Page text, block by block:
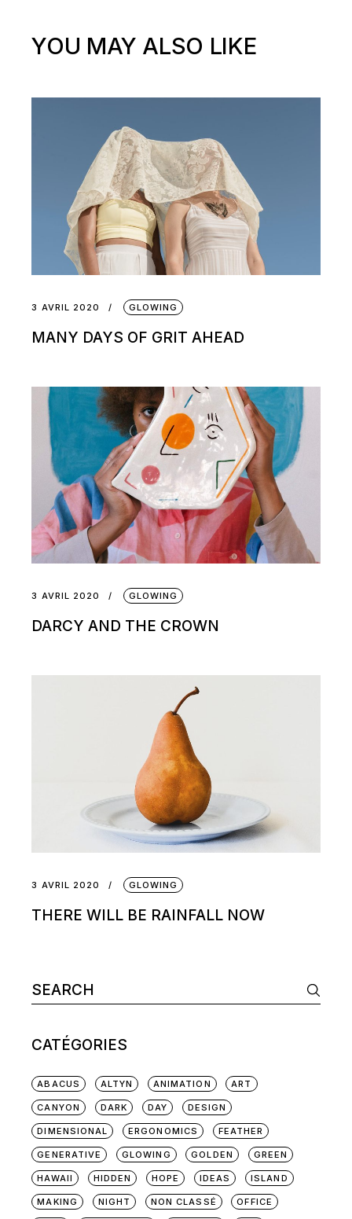
YOU MAY ALSO LIKE
3 AVRIL 2020 GLOWING
MANY DAYS OF GRIT AHEAD
3 AVRIL 2020 GLOWING
DARCY AND THE CROWN
3 AVRIL 2020 GLOWING
THERE WILL BE RAINFALL NOW
Search
for:
CATÉGORIES
ABACUS ALTYN ANIMATION ART
CANYON DARK DAY DESIGN
DIMENSIONAL ERGONOMICS FEATHER
GENERATIVE GLOWING GOLDEN GREEN
HAWAII HIDDEN HOPE IDEAS ISLAND
MAKING NIGHT NON CLASSÉ OFFICE